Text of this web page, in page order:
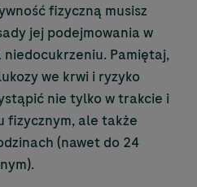
fizyczną musisz
jej podejmowania w
Pamiętaj,
we krwi i ryzyko
nie tylko w trakcie i
fizycznym, ale także
(nawet do 24